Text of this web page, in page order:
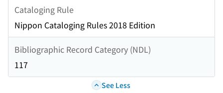
Cataloging Rule
Nippon Cataloging Rules 2018 Edition
Bibliographic Record Category (NDL)
117
See Less